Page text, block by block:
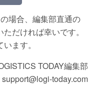
場合、編集部直通の
だければ幸いです。
ます。
TODAY編集部
today.com